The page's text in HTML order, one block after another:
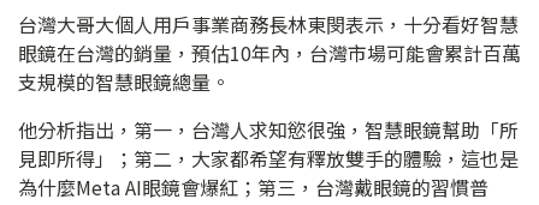
台灣大哥大個人用戶事業商務長林東閔表示，十分看好智慧
眼鏡在台灣的銷量，預估10年內，台灣市場可能會累計百萬
支規模的智慧眼鏡總量。
他分析指出，第一，台灣人求知慾很強，智慧眼鏡幫助「所
見即所得」；第二，大家都希望有釋放雙手的體驗，這也是
為什麼Meta AI眼鏡會爆紅；第三，台灣戴眼鏡的習慣普